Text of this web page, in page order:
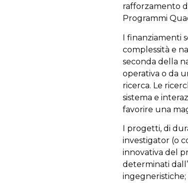
rafforzamento
Programmi
I finanziamenti
complessità e
seconda della
operativa o da
ricerca. Le
sistema e
favorire una
I progetti, di
investigator (o
innovativa del
determinati